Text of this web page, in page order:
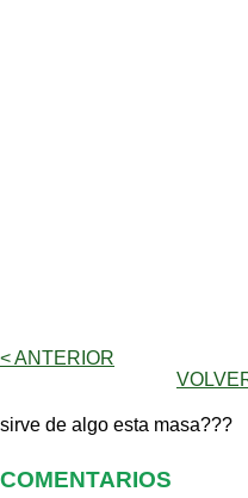
< ANTERIOR
sirve de algo esta masa???
COMENTARIOS